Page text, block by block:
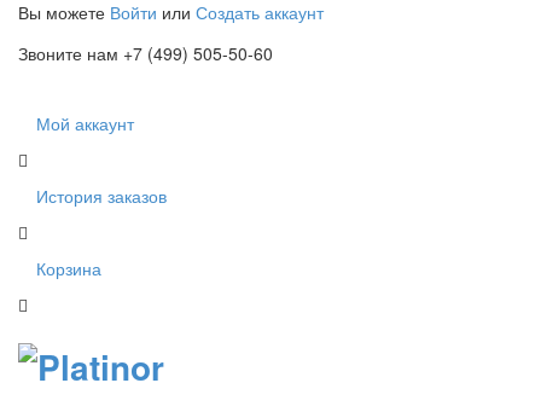
Вы можете Войти или Создать аккаунт
Звоните нам +7 (499) 505-50-60
Мой аккаунт
История заказов
Корзина